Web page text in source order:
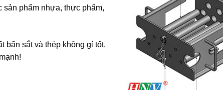
phẩm nhựa, thực phẩm,
bẩn sắt và thép không gỉ tốt,